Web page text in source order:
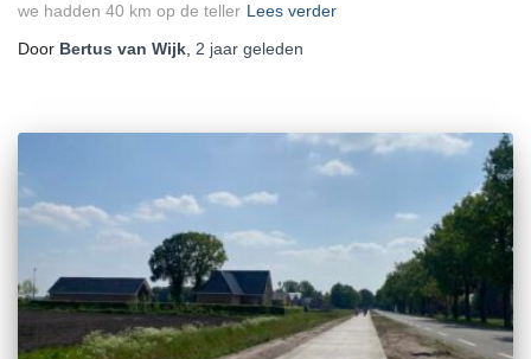
we hadden 40 km op de teller Lees verder
Door Bertus van Wijk, 2 jaar geleden